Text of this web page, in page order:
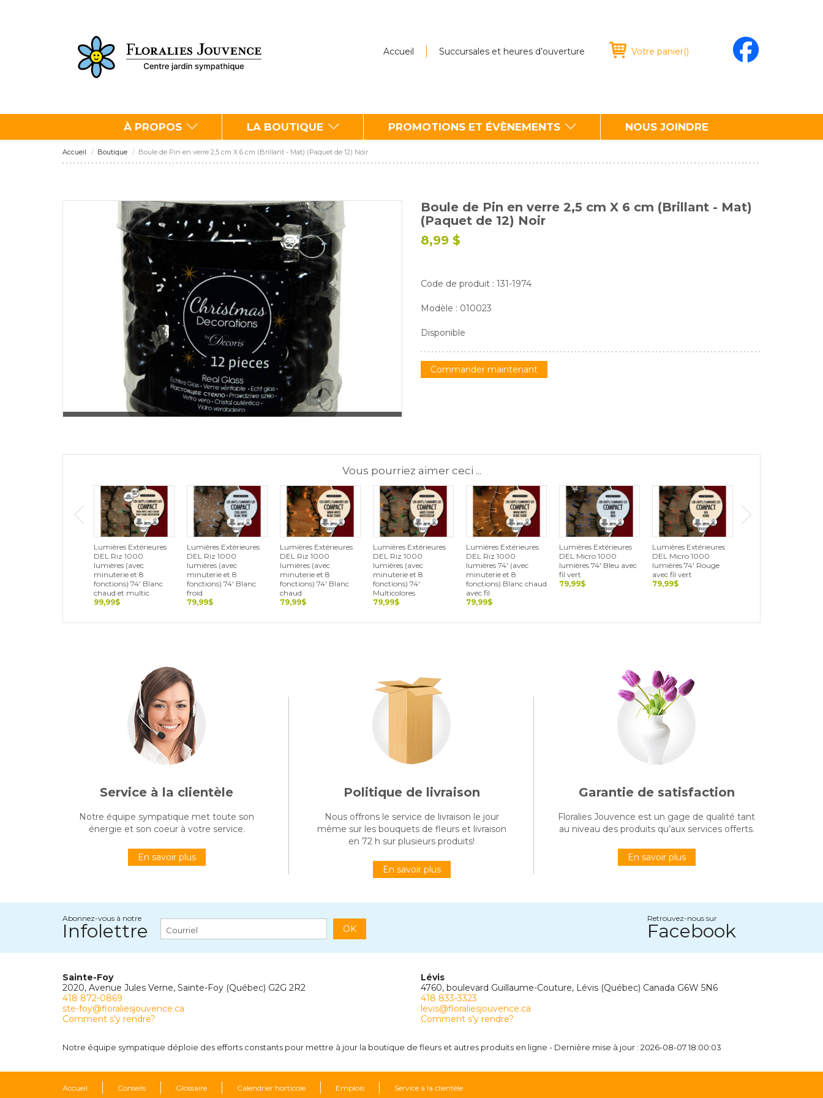
Accueil Succursales et heures d’ouverture Votre panier()
À PROPOS LA BOUTIQUE PROMOTIONS ET ÉVÈNEMENTS NOUS JOINDRE
Accueil Boutique Boule de Pin en verre 2,5 cm X 6 cm (Brillant - Mat) (Paquet de 12) Noir
Boule de Pin en verre 2,5 cm X 6 cm (Brillant - Mat)
(Paquet de 12) Noir
8,99 $
Code de produit : 131-1974
Modèle : 010023
Disponible
Commander maintenant
Vous pourriez aimer ceci ...
Lumières Extérieures
DEL Riz 1000
lumières (avec
minuterie et 8
fonctions) 74' Blanc
chaud et multic
99,99$
Lumières Extérieures
DEL Riz 1000
lumières (avec
minuterie et 8
fonctions) 74' Blanc
froid
79,99$
Lumières Extérieures
DEL Riz 1000
lumières (avec
minuterie et 8
fonctions) 74' Blanc
chaud
79,99$
Lumières Extérieures
DEL Riz 1000
lumières (avec
minuterie et 8
fonctions) 74'
Multicolores
79,99$
Lumières Extérieures
DEL Riz 1000
lumières 74' (avec
minuterie et 8
fonctions) Blanc chaud
avec fil
79,99$
Lumières Extérieures
DEL Micro 1000
lumières 74' Bleu avec
fil vert
79,99$
Lumières Extérieures
DEL Micro 1000
lumières 74' Rouge
avec fil vert
79,99$
Service à la clientèle
Notre équipe sympatique met toute son
énergie et son coeur à votre service.
En savoir plus
Politique de livraison
Nous offrons le service de livraison le jour
même sur les bouquets de fleurs et livraison
en 72 h sur plusieurs produits!
En savoir plus
Garantie de satisfaction
Floralies Jouvence est un gage de qualité tant
au niveau des produits qu’aux services offerts.
En savoir plus
Abonnez-vous à notre
Infolettre OK
Retrouvez-nous sur
Facebook
Sainte-Foy
2020, Avenue Jules Verne, Sainte-Foy (Québec) G2G 2R2
418 872-0869
ste-foy@floraliesjouvence.ca
Comment s'y rendre?
Lévis
4760, boulevard Guillaume-Couture, Lévis (Québec) Canada G6W 5N6
418 833-3323
levis@floraliesjouvence.ca
Comment s'y rendre?
Notre équipe sympatique déploie des efforts constants pour mettre à jour la boutique de fleurs et autres produits en ligne - Dernière mise à jour : 2026-08-07 18:00:03
Accueil Conseils Glossaire Calendrier horticole Emplois Service à la clientèle